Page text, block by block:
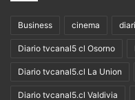
Business cinema
Diario tvcanal5 cl Osorno
Diario tvcanal5.cl La Union
Diario tvcanal5.cl Valdivia